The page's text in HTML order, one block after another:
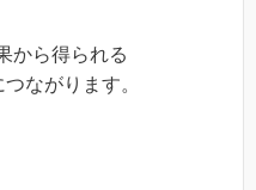
から得られる
ながります。